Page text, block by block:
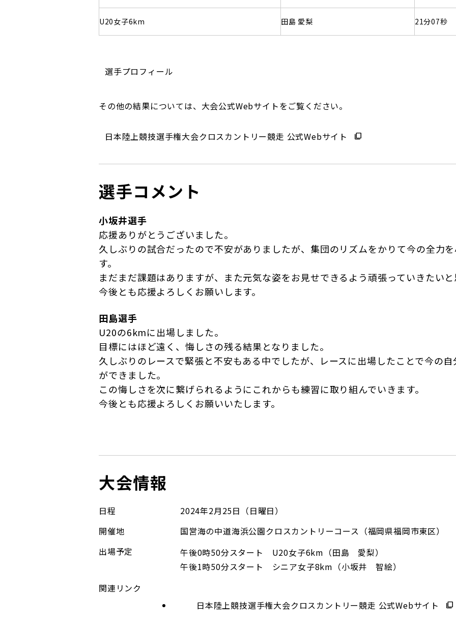
U20女子6km 田島 愛梨 21分07秒
選手プロフィール
その他の結果については、大会公式Webサイトをご覧ください。
日本陸上競技選手権大会クロスカントリー競走 公式Webサイト
選手コメント
小坂井選手
応援ありがとうございました。
久しぶりの試合だったので不安がありましたが、集団のリズムをかりて今の全力
す。
まだまだ課題はありますが、また元気な姿をお見せできるよう頑張っていきたい
今後とも応援よろしくお願いします。
田島選手
U20の6kmに出場しました。
目標にはほど遠く、悔しさの残る結果となりました。
久しぶりのレースで緊張と不安もある中でしたが、レースに出場したことで今の
ができました。
この悔しさを次に繋げられるようにこれからも練習に取り組んでいきます。
今後とも応援よろしくお願いいたします。
大会情報
日程
2024年2月25日（日曜日）
開催地
国営海の中道海浜公園クロスカントリーコース（福岡県福岡市東区）
出場予定
午後0時50分スタート U20女子6km（田島 愛梨）
午後1時50分スタート シニア女子8km（小坂井 智絵）
関連リンク
日本陸上競技選手権大会クロスカントリー競走 公式Webサイト